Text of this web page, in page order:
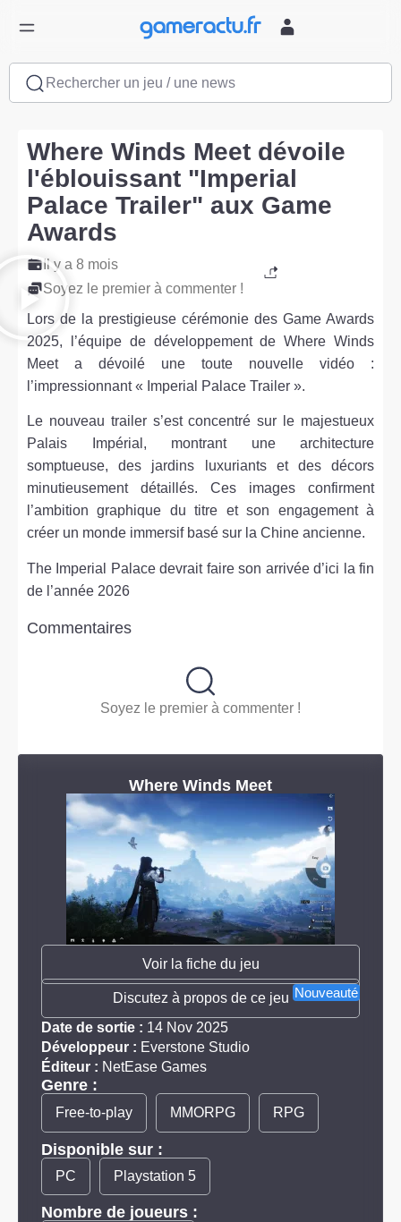
Rechercher un jeu / une news
Where Winds Meet dévoile
l'éblouissant "Imperial
Palace Trailer" aux Game
Awards
Il y a 8 mois
Soyez le premier à commenter !
Lors de la prestigieuse cérémonie des Game Awards
2025, l’équipe de développement de Where Winds
Meet a dévoilé une toute nouvelle vidéo :
l’impressionnant « Imperial Palace Trailer ».
Le nouveau trailer s’est concentré sur le majestueux
Palais Impérial, montrant une architecture
somptueuse, des jardins luxuriants et des décors
minutieusement détaillés. Ces images confirment
l’ambition graphique du titre et son engagement à
créer un monde immersif basé sur la Chine ancienne.
The Imperial Palace devrait faire son arrivée d’ici la fin
de l’année 2026
Commentaires
Soyez le premier à commenter !
Where Winds Meet
Voir la fiche du jeu
Nouveauté
Discutez à propos de ce jeu
Date de sortie : 14 Nov 2025
Développeur : Everstone Studio
Éditeur : NetEase Games
Genre :
Free-to-play MMORPG RPG
Disponible sur :
PC Playstation 5
Nombre de joueurs :